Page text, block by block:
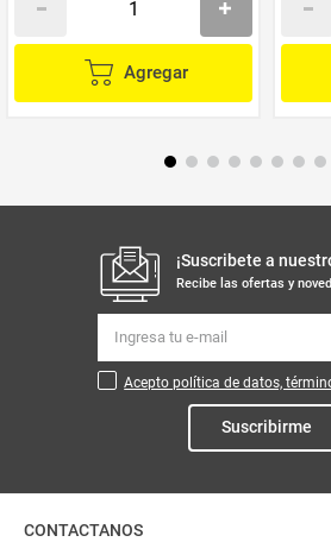
Agregar
¡Suscribete a
Recibe las ofertas y
Acepto política de datos,
Suscribirme
CONTACTANOS